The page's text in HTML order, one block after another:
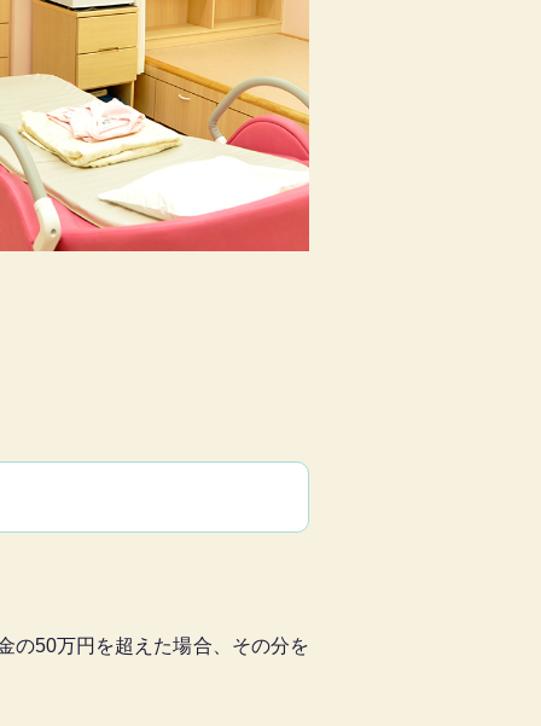
の50万円を超えた場合、その分を